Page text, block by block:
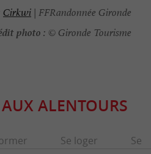
Cirkwi | FFRandonnée Gironde
photo : © Gironde Tourisme
AUX ALENTOURS
Se loger Se